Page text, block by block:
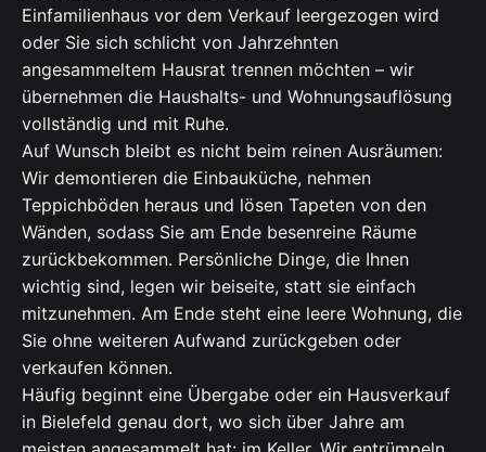
Einfamilienhaus vor dem Verkauf leergezogen wird
oder Sie sich schlicht von Jahrzehnten
angesammeltem Hausrat trennen möchten – wir
übernehmen die Haushalts- und Wohnungsauflösung
vollständig und mit Ruhe.
Auf Wunsch bleibt es nicht beim reinen Ausräumen:
Wir demontieren die Einbauküche, nehmen
Teppichböden heraus und lösen Tapeten von den
Wänden, sodass Sie am Ende besenreine Räume
zurückbekommen. Persönliche Dinge, die Ihnen
wichtig sind, legen wir beiseite, statt sie einfach
mitzunehmen. Am Ende steht eine leere Wohnung, die
Sie ohne weiteren Aufwand zurückgeben oder
verkaufen können.
Häufig beginnt eine Übergabe oder ein Hausverkauf
in Bielefeld genau dort, wo sich über Jahre am